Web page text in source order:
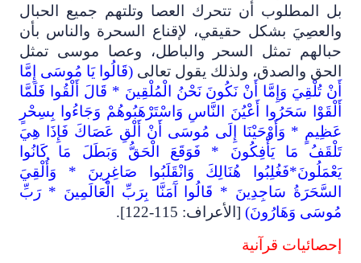
بل المطلوب أن تتحرك العصا وتلتهم جميع الحبال
والعصِيَ بشكل حقيقي، لإقناع السحرة والناس بأن
حبالهم تمثل السحر والباطل، وعصا موسى تمثل
الحق والصدق، ولذلك يقول تعالى (قَالُوا يَا مُوسَى إِمَّا
أَنْ تُلْقِيَ وَإِمَّا أَنْ نَكُونَ نَحْنُ الْمُلْقِينَ * قَالَ أَلْقُوا فَلَمَّا
أَلْقَوْا سَحَرُوا أَعْيُنَ النَّاسِ وَاسْتَرْهَبُوهُمْ وَجَاءُوا بِسِحْرٍ
عَظِيمٍ * وَأَوْحَيْنَا إِلَى مُوسَى أَنْ أَلْقِ عَصَاكَ فَإِذَا هِيَ
تَلْقَفُ مَا يَأْفِكُونَ * فَوَقَعَ الْحَقُّ وَبَطَلَ مَا كَانُوا
يَعْمَلُونَ*فَغُلِبُوا هُنَالِكَ وَانْقَلَبُوا صَاغِرِينَ * وَأُلْقِيَ
السَّحَرَةُ سَاجِدِينَ * قَالُوا آَمَنَّا بِرَبِّ الْعَالَمِينَ * رَبِّ
مُوسَى وَهَارُونَ) [الأعراف: 115-122].
إحصائيات قرآنية